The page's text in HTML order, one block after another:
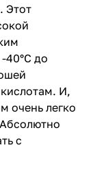
Этот
40°C до
И,
очень легко
с